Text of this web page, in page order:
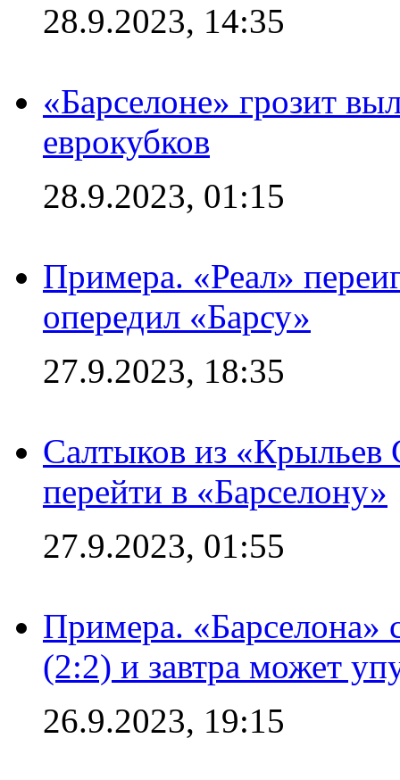
28.9.2023, 14:35
«Барселоне» грозит
еврокубков
28.9.2023, 01:15
Примера. «Реал»
опередил «Барсу»
27.9.2023, 18:35
Салтыков из «Крыльев
перейти в «Барселону»
27.9.2023, 01:55
Примера. «Барселона»
(2:2) и завтра может
26.9.2023, 19:15